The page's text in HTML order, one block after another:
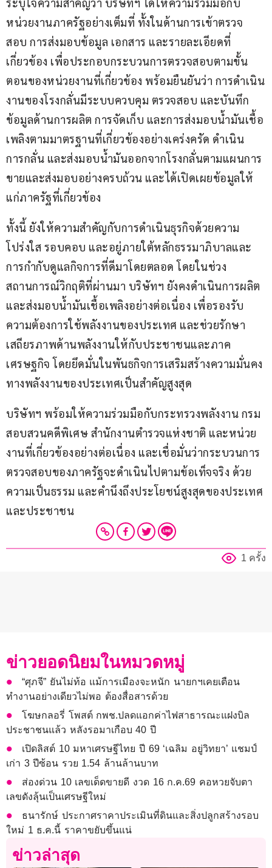
ระบุใจความสำคัญว่า บริษัทฯ ได้ให้ความร่วมมือกับ
หน่วยงานภาครัฐอย่างเต็มที่ ทั้งในด้านการเข้าตรวจ
สอบ การส่งมอบข้อมูล เอกสาร และรายละเอียดที่
เกี่ยวข้อง เพื่อประกอบกระบวนการตรวจสอบตามขั้น
ตอนของหน่วยงานที่เกี่ยวข้อง พร้อมยืนยันว่า การดำเนิน
งานของโรงกลั่นมีระบบควบคุม ตรวจสอบ และบันทึก
ข้อมูลด้านการผลิต การจัดเก็บ และการส่งมอบน้ำมันเชื้อ
เพลิงตามมาตรฐานที่เกี่ยวข้องอย่างเคร่งครัด ดำเนิน
การกลั่น และส่งมอบน้ำมันออกจากโรงกลั่นตามแผนการ
ขายและส่งมอบอย่างครบถ้วน และได้เปิดเผยข้อมูลให้
แก่ภาครัฐที่เกี่ยวข้อง
ทั้งนี้ ยังให้ความสำคัญกับการดำเนินธุรกิจด้วยความ
โปร่งใส รอบคอบ และอยู่ภายใต้หลักธรรมาภิบาลและ
การกำกับดูแลกิจการที่ดีมาโดยตลอด โดยในช่วง
สถานการณ์วิกฤติที่ผ่านมา บริษัทฯ ยังคงดำเนินการผลิต
และส่งมอบน้ำมันเชื้อเพลิงอย่างต่อเนื่อง เพื่อรองรับ
ความต้องการใช้พลังงานของประเทศ และช่วยรักษา
เสถียรภาพด้านพลังงานให้กับประชาชนและภาค
เศรษฐกิจ โดยยึดมั่นในพันธกิจการเสริมสร้างความมั่นคง
ทางพลังงานของประเทศเป็นสำคัญสูงสุด
บริษัทฯ พร้อมให้ความร่วมมือกับกระทรวงพลังงาน กรม
สอบสวนคดีพิเศษ สำนักงานตำรวจแห่งชาติ และหน่วย
งานที่เกี่ยวข้องอย่างต่อเนื่อง และเชื่อมั่นว่ากระบวนการ
ตรวจสอบของภาครัฐจะดำเนินไปตามข้อเท็จจริง ด้วย
ความเป็นธรรม และคำนึงถึงประโยชน์สูงสุดของประเทศ
และประชาชน
1 ครั้ง
ข่าวยอดนิยมในหมวดหมู่
“ศุภจี” ยันไม่ท้อ แม้การเมืองจะหนัก นายกฯเคยเตือน
ทำงานอย่างเดียวไม่พอ ต้องสื่อสารด้วย
โฆษกลอรี่ โพสต์ กพช.ปลดแอกค่าไฟสาธารณะแฝงบิล
ประชาชนแล้ว หลังรอมาเกือบ 40 ปี
เปิดลิสต์ 10 มหาเศรษฐีไทย ปี 69 ‘เฉลิม อยู่วิทยา’ แชมป์
เก่า 3 ปีซ้อน รวย 1.54 ล้านล้านบาท
ส่องด่วน 10 เลขเด็ดขายดี งวด 16 ก.ค.69 คอหวยจับตา
เลขดังลุ้นเป็นเศรษฐีใหม่
ธนารักษ์ ประกาศราคาประเมินที่ดินและสิ่งปลูกสร้างรอบ
ใหม่ 1 ธ.ค.นี้ ราคาขยับขึ้นแน่
ข่าวล่าสุด